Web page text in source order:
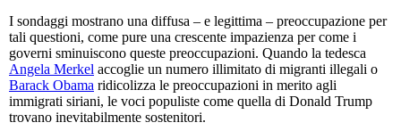
I sondaggi mostrano una diffusa – e legittima – preoccupazione per
tali questioni, come pure una crescente impazienza per come i
governi sminuiscono queste preoccupazioni. Quando la tedesca
Angela Merkel accoglie un numero illimitato di migranti illegali o
Barack Obama ridicolizza le preoccupazioni in merito agli
immigrati siriani, le voci populiste come quella di Donald Trump
trovano inevitabilmente sostenitori.